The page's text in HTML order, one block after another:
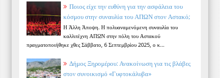
Ποιος είχε την ευθύνη για την ασφάλεια του
κόσμου στην συναυλία του ΑΠΩΝ στον Αστακό;
Η Άλλη Άποψη. Η πολυαναμενόμενη συναυλία του
καλλιτέχνη ΑΠΩΝ στην πόλη του Αστακού
πραγματοποιήθηκε χθες Σάββατο, 6 Σεπτεμβρίου 2025, ο κ...
Δήμος Ξηρομέρου: Ανακοίνωση για τις βλάβες
στον συνοικισμό «Γυφτοκάλυβα»